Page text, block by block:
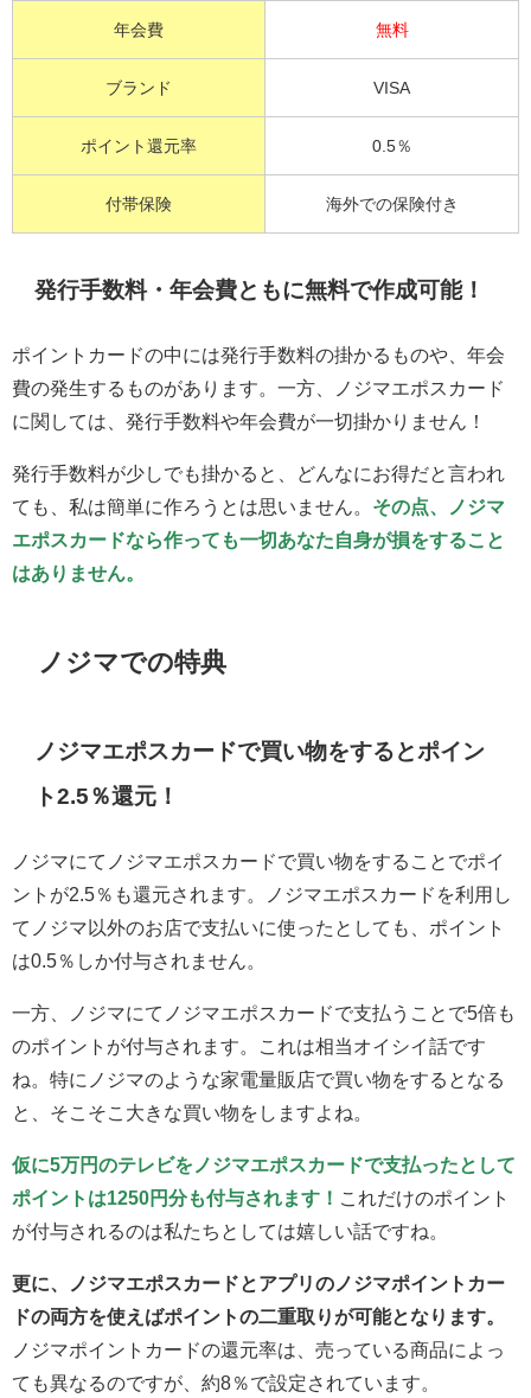
年会費 無料
ブランド VISA
ポイント還元率 0.5％
付帯保険 海外での保険付き
発行手数料・年会費ともに無料で作成可能！
ポイントカードの中には発行手数料の掛かるものや、年会
費の発生するものがあります。一方、ノジマエポスカード
に関しては、発行手数料や年会費が一切掛かりません！
発行手数料が少しでも掛かると、どんなにお得だと言われ
ても、私は簡単に作ろうとは思いません。 その点、ノジマ
エポスカードなら作っても一切あなた自身が損をすること
はありません。
ノジマでの特典
ノジマエポスカードで買い物をするとポイン
ト2.5％還元！
ノジマにてノジマエポスカードで買い物をすることでポイ
ントが2.5％も還元されます。ノジマエポスカードを利用し
てノジマ以外のお店で支払いに使ったとしても、ポイント
は0.5％しか付与されません。
一方、ノジマにてノジマエポスカードで支払うことで5倍も
のポイントが付与されます。これは相当オイシイ話です
ね。特にノジマのような家電量販店で買い物をするとなる
と、そこそこ大きな買い物をしますよね。
仮に5万円のテレビをノジマエポスカードで支払ったとして
ポイントは1250円分も付与されます！
これだけのポイント
が付与されるのは私たちとしては嬉しい話ですね。
更に、ノジマエポスカードとアプリのノジマポイントカー
ドの両方を使えばポイントの二重取りが可能となります。
ノジマポイントカードの還元率は、売っている商品によっ
ても異なるのですが、約8％で設定されています。